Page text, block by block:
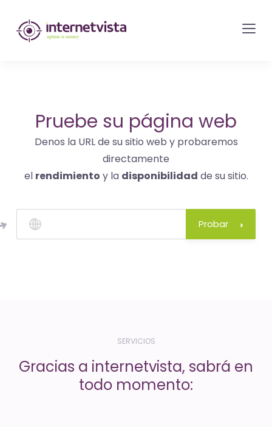
Monitorización
de
del
sitio
web
los
servicios
de
oro
Pruebe su página web
Denos la URL de su sitio web y probaremos
directamente
el rendimiento y la disponibilidad de su sitio.
Probar
SERVICIOS
Gracias a internetvista, sabrá en
todo momento: